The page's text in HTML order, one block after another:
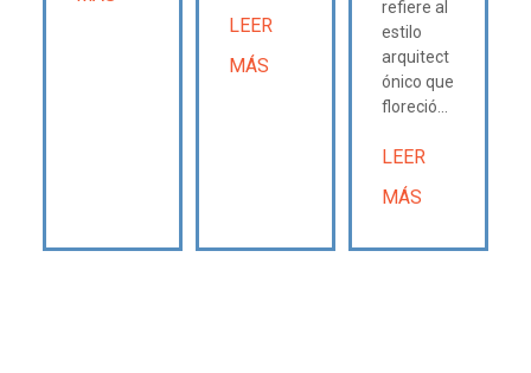
LEER
MÁS
refiere al
estilo
arquitect
ónico que
floreció...
LEER
MÁS